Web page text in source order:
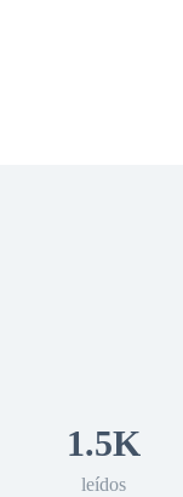
1.5K
leídos